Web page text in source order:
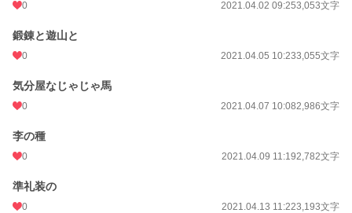
0 2021.04.02 09:253,053文字
鍛錬と遊山と
0 2021.04.05 10:233,055文字
気分屋なじゃじゃ馬
0 2021.04.07 10:082,986文字
李の種
0 2021.04.09 11:192,782文字
準礼装の
0 2021.04.13 11:223,193文字